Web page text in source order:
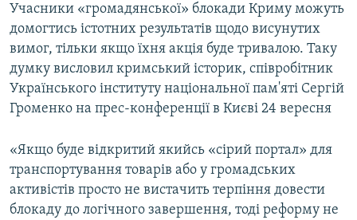
Усі сайти RFE/RL
Учасники «громадянської» блокади Криму можуть
домогтись істотних результатів щодо висунутих
вимог, тільки якщо їхня акція буде тривалою. Таку
думку висловил кримський історик, співробітник
Українського інституту національної пам'яті Сергій
Громенко на прес-конференції в Києві 24 вересня
«Якщо буде відкритий якийсь «сірий портал» для
транспортування товарів або у громадських
активістів просто не вистачить терпіння довести
блокаду до логічного завершення, тоді реформу не